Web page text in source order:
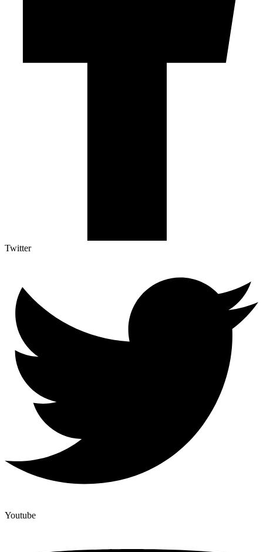
Twitter
Youtube